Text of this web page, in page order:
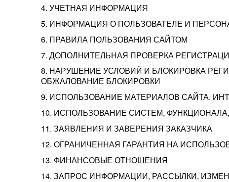
4. УЧЕТНАЯ ИНФОРМАЦИЯ
5. ИНФОРМАЦИЯ О ПОЛЬЗОВАТЕЛЕ И
6. ПРАВИЛА ПОЛЬЗОВАНИЯ САЙТОМ
7. ДОПОЛНИТЕЛЬНАЯ ПРОВЕРКА
8. НАРУШЕНИЕ УСЛОВИЙ И БЛОКИРОВКА
ОБЖАЛОВАНИЕ БЛОКИРОВКИ
9. ИСПОЛЬЗОВАНИЕ МАТЕРИАЛОВ САЙТА.
10. ИСПОЛЬЗОВАНИЕ СИСТЕМ,
11. ЗАЯВЛЕНИЯ И ЗАВЕРЕНИЯ ЗАКАЗЧИКА
12. ОГРАНИЧЕННАЯ ГАРАНТИЯ НА
13. ФИНАНСОВЫЕ ОТНОШЕНИЯ
14. ЗАПРОС ИНФОРМАЦИИ, РАССЫЛКИ,